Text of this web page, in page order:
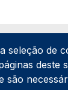
seleção de
deste
são